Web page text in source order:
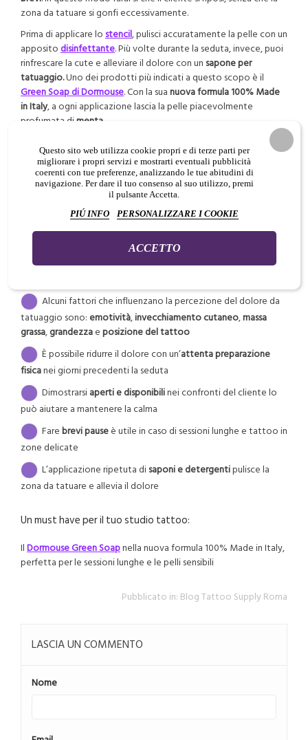
zona da tatuare si gonfi eccessivamente.
Prima di applicare lostencil, pulisci accuratamente la pelle con un
appositodisinfettante. Più volte durante la seduta, invece, puoi
rinfrescare la cute e alleviare il dolore con un sapone per
tatuaggio.Uno dei prodotti più indicati a questo scopo è il
Green Soap di Dormouse. Con la suanuova formula 100% Made
in Italy, a ogni applicazione lascia la pelle piacevolmente
profumata dimenta
può essere diluito con il 20%
di acqua e, a tatuaggio ultimato, rimuove molto bene anche i
residui di inchiostro, lenendo la cute e prevenendo
infiammazioni e irritazioni.
Dormouse Green Soapè già disponibile nel nostro
e in negozio in un doppio formato, 500ml e 1000ml.
Alcuni fattori che influenzano la percezione del dolore da
tatuaggio sono:emotività,invecchiamento cutaneo,massa
grassa,grandezzaeposizione del tattoo
È possibile ridurre il dolore con un’attenta preparazione
fisicanei giorni precedenti la seduta
Dimostrarsiaperti e disponibilinei confronti del cliente lo
può aiutare a mantenere la calma
Farebrevi pauseè utile in caso di sessioni lunghe e tattoo in
zone delicate
L’applicazione ripetuta disaponi e detergentipulisce la
zona da tatuare e allevia il dolore
Un must have per il tuo studio tattoo:
IlDormouse Green Soapnella nuova formula 100% Made in Italy,
perfetta per le sessioni lunghe e le pelli sensibili
Pubblicato in: Blog Tattoo Supply Roma
LASCIA UN COMMENTO
Nome
Questo sito web utilizza cookie propri e di terze parti per
migliorare i propri servizi e mostrarti eventuali pubblicità
coerenti con tue preferenze, analizzando le tue abitudini di
navigazione. Per dare il tuo consenso al suo utilizzo, premi
il pulsante Accetta.
PIÚ INFO
PERSONALIZZARE I COOKIE
ACCETTO